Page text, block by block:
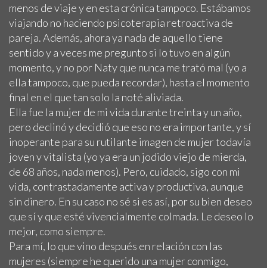
menos de viaje y en esta crónica tampoco. Estábamos
viajando no haciendo psicoterapia retroactiva de
pareja. Además, ahora ya nada de aquello tiene
sentido y a veces me pregunto si lo tuvo en algún
momento, y no por Naty que nunca me trató mal (yo a
ella tampoco, que pueda recordar), hasta el momento
final en el que tan solo la noté aliviada.
Ella fue la mujer de mi vida durante treinta y un año,
pero declinó y decidió que eso no era importante, y sí
inoperante para su rutilante imagen de mujer todavía
joven y vitalista (yo ya era un jodido viejo de mierda,
de 68 años, nada menos). Pero, cuidado, sigo con mi
vida, contrastadamente activa y productiva, aunque
sin dinero. En su caso no sé si es así, por su bien deseo
que sí y que esté vivencialmente colmada. Le deseo lo
mejor, como siempre.
Para mí, lo que vino después en relación con las
mujeres (siempre he querido una mujer conmigo,